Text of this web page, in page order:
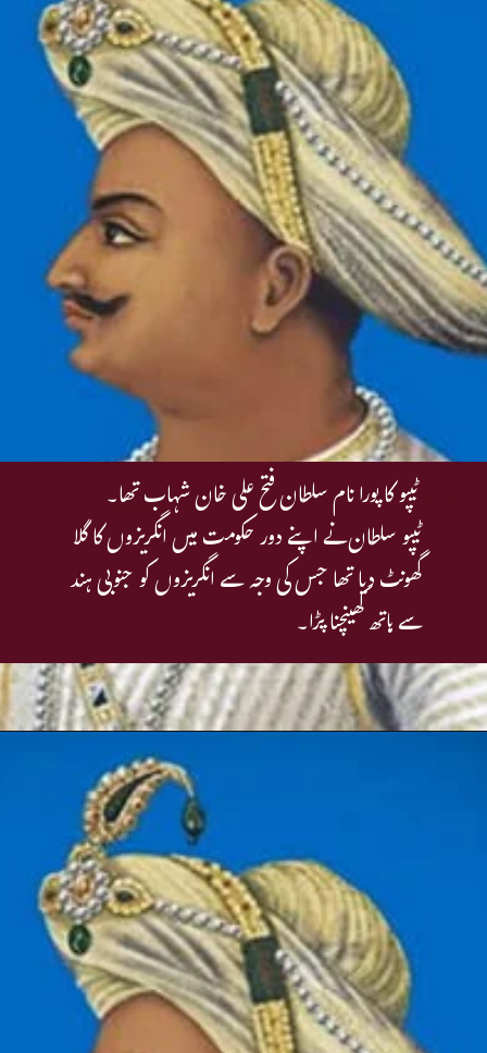
ٹیپو کا پورا نام سلطان فتح علی خان شہاب تھا۔
ٹیپو سلطان نے اپنے دور حکومت میں انگریزوں کا گلا
گھونٹ دیا تھا جس کی وجہ سے انگریزوں کو جنوبی ہند
سے ہاتھ کھینچنا پڑا۔